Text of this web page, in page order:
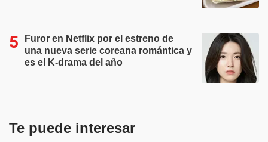
Furor en Netflix por el estreno de
una nueva serie coreana romántica y
es el K-drama del año
Te puede interesar